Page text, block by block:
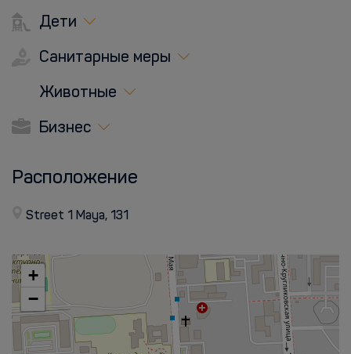
Дети
Санитарные меры
Животные
Бизнес
Расположение
Street 1 Maya, 131
+
−